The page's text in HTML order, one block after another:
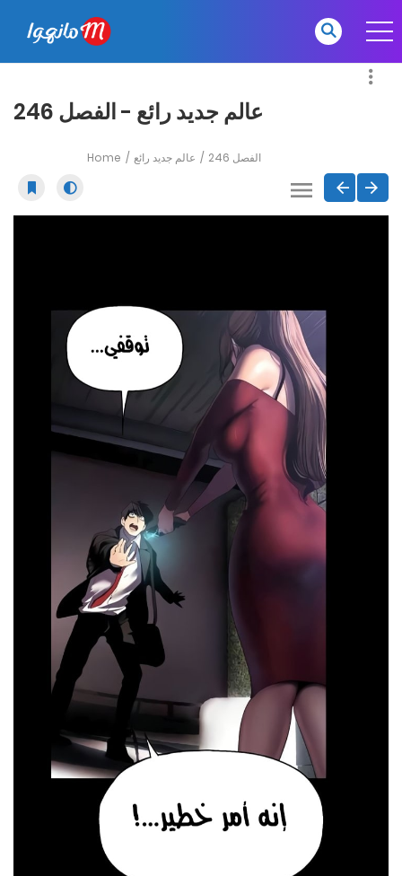
عالم جديد رائع - الفصل 246
Home عالم جديد رائع الفصل 246